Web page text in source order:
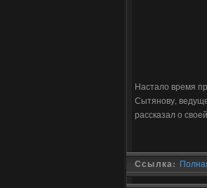
Настало время
Сытянову,
рассказал о
Ссылка: